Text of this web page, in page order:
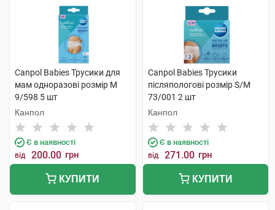
Canpol Babies Трусики для
мам одноразові розмір M
9/598 5 шт
Канпол
Є в наявності
від 200.00 грн
КУПИТИ
Canpol Babies Трусики
післяпологові розмір S/M
73/001 2 шт
Канпол
Є в наявності
від 271.00 грн
КУПИТИ